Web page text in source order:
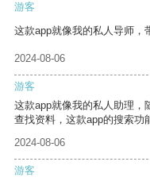
游客
这款app就像我的私人导师，
2024-08-06
游客
这款app就像我的私人助理，
查找资料，这款app的搜索功
2024-08-06
游客